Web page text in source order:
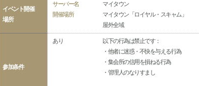
イベント開催
場所
サーバー名
マイタウン
開催場所
マイタウン「ロイヤル・スキャム」
屋外全域
参加条件
あり
以下の行為は禁止です：
・他者に迷惑・不快を与える行為
・集会所の信用を損ねる行為
・管理人のなりすまし